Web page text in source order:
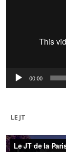
00:00
LE JT
Lecteur
vidéo